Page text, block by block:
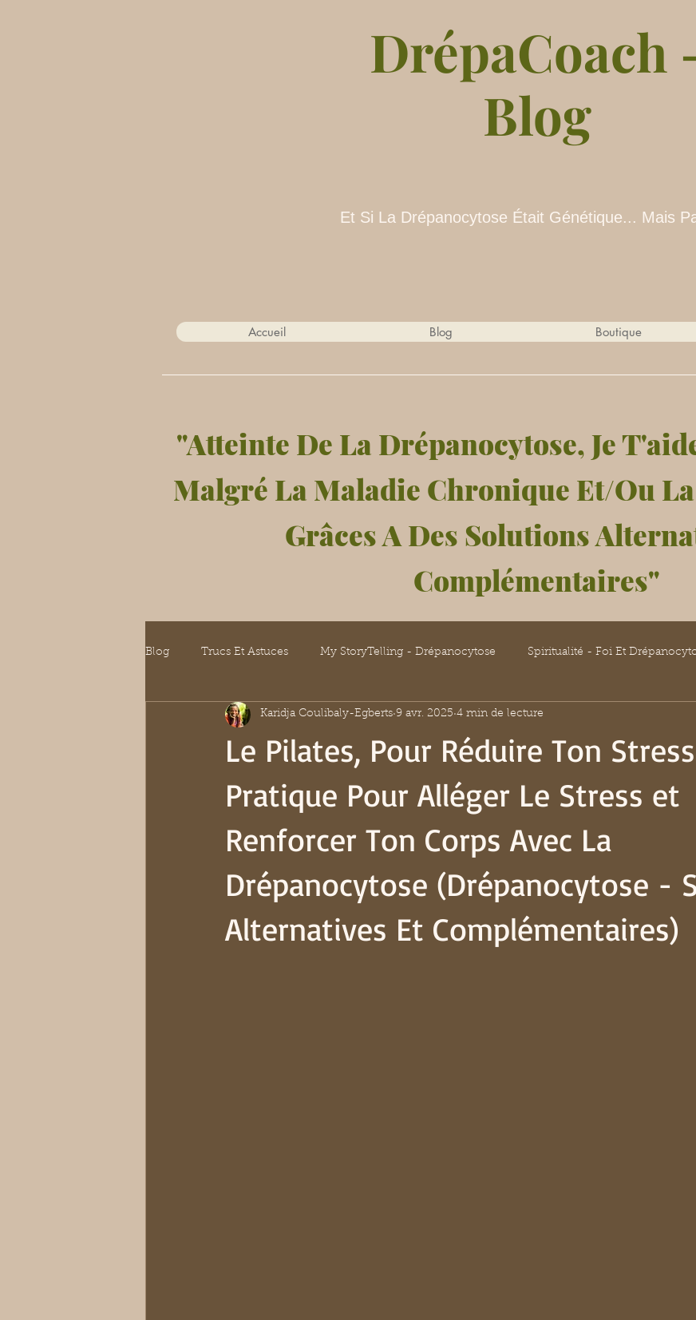
DrépaCoach
Blog
Et Si La Drépanocytose Était Génétique... Mais
Accueil Blog Boutique
"Atteinte De La Drépanocytose, Je
Malgré La Maladie Chronique Et/Ou
Grâces A Des Solutions
Complémentaires"
Blog Trucs Et Astuces My StoryTelling - Drépanocytose Spiritualité - Foi Et
Dév Perso (vidéos) - Drépanocytose MissDrépa - Lettre A Ton Corps
Le Pilates, Pour Réduire Ton
Pratique Pour Alléger Le Stress et
Renforcer Ton Corps Avec La
Drépanocytose (Drépanocytose -
Alternatives Et Complémentaires)
Karidja Coulibaly-Egberts 9 avr. 2025 4 min de lecture